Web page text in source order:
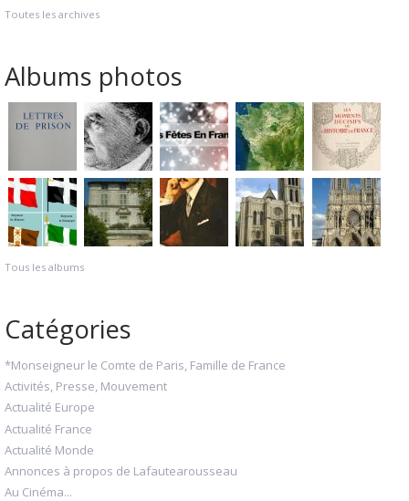
Toutes les archives
Albums photos
Tous les albums
Catégories
*Monseigneur le Comte de Paris, Famille de France
Activités, Presse, Mouvement
Actualité Europe
Actualité France
Actualité Monde
Annonces à propos de Lafautearousseau
Au Cinéma...